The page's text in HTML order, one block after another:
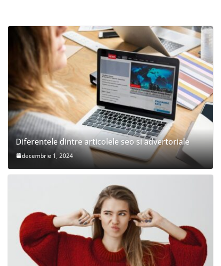
Diferentele dintre articolele seo si advertoriale
decembrie 1, 2024